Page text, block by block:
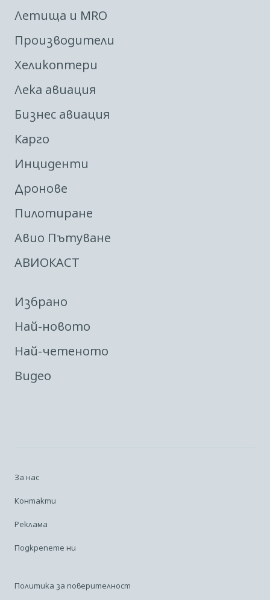
Летища и MRO
Производители
Хеликоптери
Лека авиация
Бизнес авиация
Карго
Инциденти
Дронове
Пилотиране
Авио Пътуване
АВИОКАСТ
Избрано
Най-новото
Най-четеното
Видео
За нас
Контакти
Реклама
Подкрепете ни
Политика за поверителност